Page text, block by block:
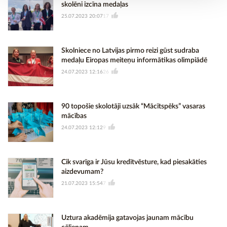
skolēni izcīna medaļas
25.07.2023 20:0717
Skolniece no Latvijas pirmo reizi gūst sudraba
medaļu Eiropas meiteņu informātikas olimpiādē
24.07.2023 12:1626
90 topošie skolotāji uzsāk “Mācītspēks” vasaras
mācības
24.07.2023 12:12 9
Cik svarīga ir Jūsu kredītvēsture, kad piesakāties
aizdevumam?
21.07.2023 15:547
Uztura akadēmija gatavojas jaunam mācību